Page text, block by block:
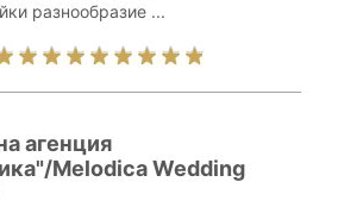
разнообразие ...
агенция
Melodica Wedding